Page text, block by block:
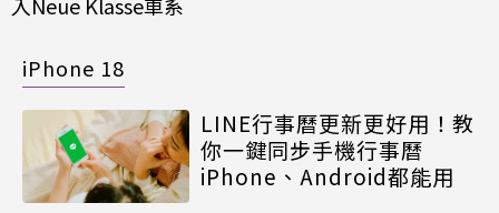
iPhone 18
LINE行事曆更新更好用！教
你一鍵同步手機行事曆
iPhone、Android都能用